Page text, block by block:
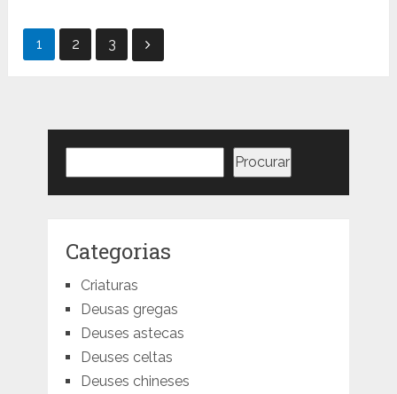
Paginação
1 2 3
Procurar
Categorias
Criaturas
Deusas gregas
Deuses astecas
Deuses celtas
Deuses chineses